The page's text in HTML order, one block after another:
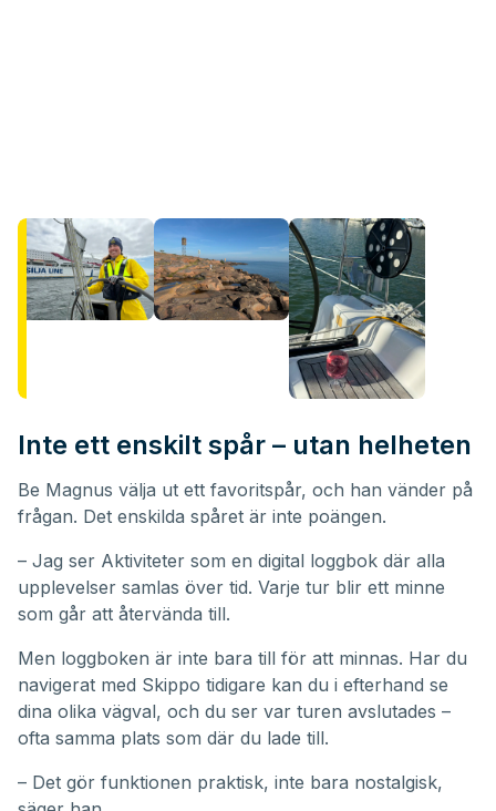
Inte ett enskilt spår – utan helheten
Be Magnus välja ut ett favoritspår, och han vänder på
frågan. Det enskilda spåret är inte poängen.
– Jag ser Aktiviteter som en digital loggbok där alla
upplevelser samlas över tid. Varje tur blir ett minne
som går att återvända till.
Men loggboken är inte bara till för att minnas. Har du
navigerat med Skippo tidigare kan du i efterhand se
dina olika vägval, och du ser var turen avslutades –
ofta samma plats som där du lade till.
– Det gör funktionen praktisk, inte bara nostalgisk,